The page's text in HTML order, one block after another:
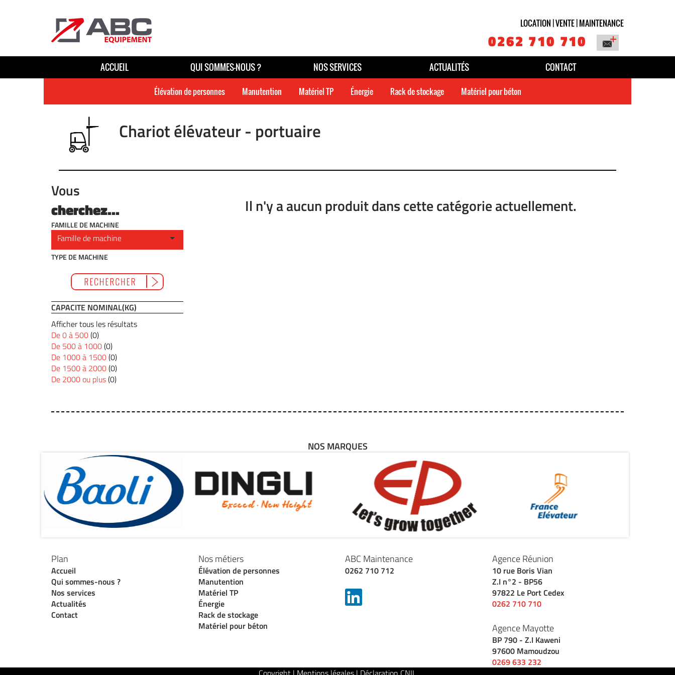
LOCATION | VENTE | MAINTENANCE
0262 710 710
ACCUEIL QUI SOMMES-NOUS ? NOS SERVICES ACTUALITÉS CONTACT
Élévation de personnes Manutention Matériel TP Énergie Rack de stockage Matériel pour béton
Chariot élévateur - portuaire
Vous
cherchez...
FAMILLE DE MACHINE
TYPE DE MACHINE
CAPACITE NOMINAL(KG)
Afficher tous les résultats
De 0 à 500(0)
De 500 à 1000(0)
De 1000 à 1500(0)
De 1500 à 2000(0)
De 2000 ou plus(0)
Il n'y a aucun produit dans cette catégorie actuellement.
NOS MARQUES
Plan
Accueil
Qui sommes-nous ?
Nos services
Actualités
Contact
Nos métiers
Élévation de personnes
Manutention
Matériel TP
Énergie
Rack de stockage
Matériel pour béton
ABC Maintenance
0262 710 712
Agence Réunion
10 rue Boris Vian
Z.I n°2 - BP56
97822 Le Port Cedex
0262 710 710
Agence Mayotte
BP 790 - Z.I Kaweni
97600 Mamoudzou
0269 633 232